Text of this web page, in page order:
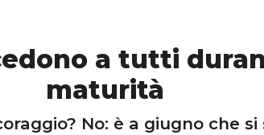
a tutti
maturità
No: è a giugno che si